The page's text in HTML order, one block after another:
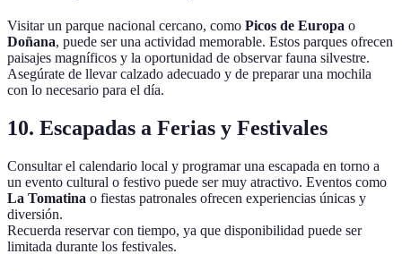
Visitar un parque nacional cercano, como Picos de Europa o
Doñana, puede ser una actividad memorable. Estos parques ofrecen
paisajes magníficos y la oportunidad de observar fauna silvestre.
Asegúrate de llevar calzado adecuado y de preparar una mochila
con lo necesario para el día.
10. Escapadas a Ferias y Festivales
Consultar el calendario local y programar una escapada en torno a
un evento cultural o festivo puede ser muy atractivo. Eventos como
La Tomatina o fiestas patronales ofrecen experiencias únicas y
diversión.
Recuerda reservar con tiempo, ya que disponibilidad puede ser
limitada durante los festivales.